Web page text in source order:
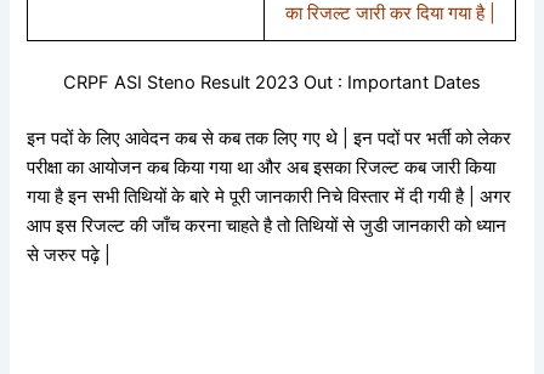
का रिजल्ट जारी कर दिया गया है |
CRPF ASI Steno Result 2023 Out : Important Dates
इन पदों के लिए आवेदन कब से कब तक लिए गए थे | इन पदों पर भर्ती को लेकर
परीक्षा का आयोजन कब किया गया था और अब इसका रिजल्ट कब जारी किया
गया है इन सभी तिथियों के बारे मे पूरी जानकारी निचे विस्तार में दी गयी है | अगर
आप इस रिजल्ट की जाँच करना चाहते है तो तिथियों से जुडी जानकारी को ध्यान
से जरुर पढ़े |